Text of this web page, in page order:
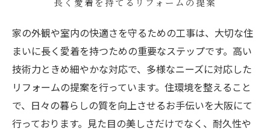
長く愛着を持てるリフォームの提案
家の外観や室内の快適さを守るための工事は、大切な住
まいに長く愛着を持つための重要なステップです。高い
技術力ときめ細やかな対応で、多様なニーズに対応した
リフォームの提案を行っています。住環境を整えること
で、日々の暮らしの質を向上させるお手伝いを大阪にて
行っております。見た目の美しさだけでなく、耐久性や